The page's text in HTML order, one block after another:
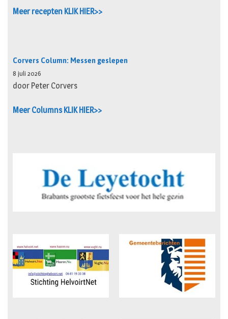
Meer recepten KLIK HIER>>
Corvers Column: Messen geslepen
8 juli 2026
door Peter Corvers
Meer Columns KLIK HIER>>